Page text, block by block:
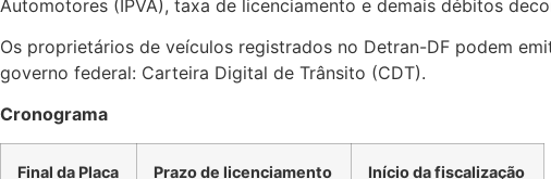
Automotores (IPVA), taxa de licenciamento e demais débitos
Os proprietários de veículos registrados no Detran-DF podem
governo federal: Carteira Digital de Trânsito (CDT).
Cronograma
Final da Placa Prazo de licenciamento Início da fiscalização